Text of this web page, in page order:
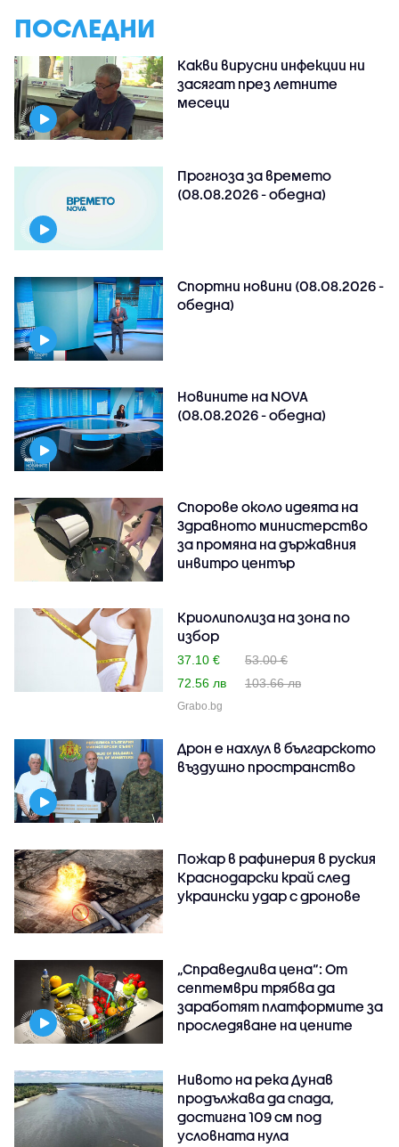
ПОСЛЕДНИ
Какви вирусни инфекции ни
засягат през летните
месеци
Прогноза за времето
(08.08.2026 - обедна)
Спортни новини (08.08.2026 -
обедна)
Новините на NOVA
(08.08.2026 - обедна)
Спорове около идеята на
Здравното министерство
за промяна на държавния
инвитро център
Криолиполиза на зона по
избор
37.10 €
53.00 €
72.56 лв
103.66 лв
Grabo.bg
Дрон е нахлул в българското
въздушно пространство
Пожар в рафинерия в руския
Краснодарски край след
украински удар с дронове
„Справедлива цена“: От
септември трябва да
заработят платформите за
проследяване на цените
Нивото на река Дунав
продължава да спада,
достигна 109 см под
условната нула